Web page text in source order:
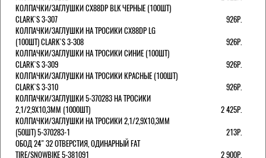
КОЛПАЧКИ/3АГЛУШКИ CX88DP BLK ЧЕРНЫЕ (100ШТ)
CLARK`S 3-307
926Р.
КОЛПАЧКИ/3АГЛУШКИ НА ТРОСИКИ CX88DP LG
(100ШТ) CLARK`S 3-308
926Р.
КОЛПАЧКИ/3АГЛУШКИ НА ТРОСИКИ СИНИЕ (100ШТ)
CLARK`S 3-309
926Р.
КОЛПАЧКИ/3АГЛУШКИ НА ТРОСИКИ КРАСНЫЕ (100ШТ)
CLARK`S 3-310
926Р.
КОЛПАЧКИ/3АГЛУШКИ 5-370283 НА ТРОСИКИ
2,1/2,9Х10,3ММ (1000ШТ)
2 425Р.
КОЛПАЧКИ/3АГЛУШКИ НА ТРОСИКИ 2,1/2,9Х10,3ММ
(50ШТ) 5-370283-1
213Р.
ОБОД 24" 32 ОТВЕРСТИЯ, ОДИНАРНЫЙ FAT
TIRE/SNOWBIKE 5-381091
2 900Р.